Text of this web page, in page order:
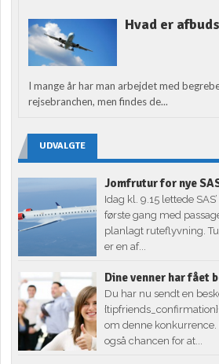
Hvad er
I mange år har man arbejdet med
rejsebranchen, men findes de...
UDVALGTE
Jomfrutur for nye
Idag kl. 9.15 lettede
første gang med
planlagt ruteflyvning.
er en af...
Dine venner har fået
Du har nu sendt en
om denne
også chancen for at...